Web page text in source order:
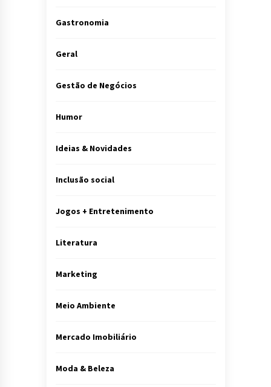
Gastronomia
Geral
Gestão de Negócios
Humor
Ideias & Novidades
Inclusão social
Jogos + Entretenimento
Literatura
Marketing
Meio Ambiente
Mercado Imobiliário
Moda & Beleza